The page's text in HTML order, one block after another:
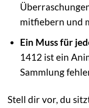
mitfiebern und
Ein Muss für
1412 ist ein
Sammlung
Stell dir vor, du